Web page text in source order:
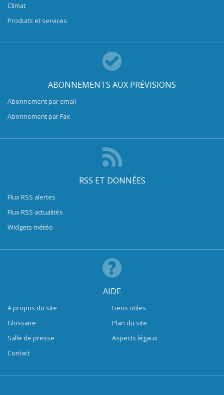
Climat
Produits et services
ABONNEMENTS AUX PRÉVISIONS
Abonnement par email
Abonnement par Fax
RSS ET DONNÉES
Flux RSS alertes
Flux RSS actualités
Widgets météo
AIDE
A propos du site
Glossaire
Salle de presse
Contact
Liens utiles
Plan du site
Aspects légaux